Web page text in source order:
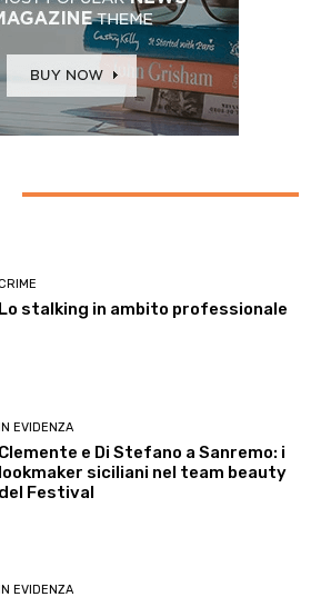
Lo stalking in ambito professionale
EVIDENZA
Clemente e Di Stefano a Sanremo: i
lookmaker siciliani nel team beauty
del Festival
IN EVIDENZA